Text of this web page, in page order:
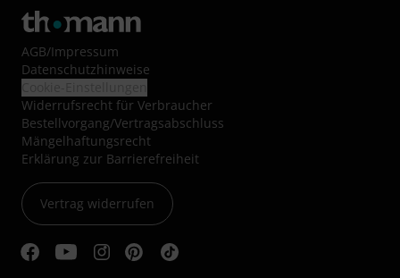
AGB/Impressum
Datenschutzhinweise
Widerrufsrecht für Verbraucher
Bestellvorgang/Vertragsabschluss
Mängelhaftungsrecht
Erklärung zur Barrierefreiheit
Vertrag widerrufen